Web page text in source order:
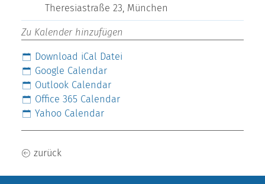
Theresiastraße 23, München
Zu Kalender hinzufügen
Download iCal Datei
Google Calendar
Outlook Calendar
Office 365 Calendar
Yahoo Calendar
zurück